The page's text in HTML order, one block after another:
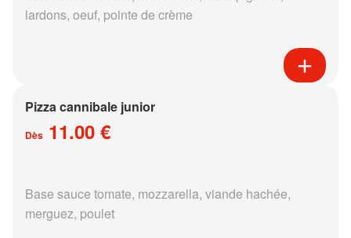
lardons, oeuf, pointe de crème
Pizza cannibale junior
Dès 11.00 €
Base sauce tomate, mozzarella, viande hachée,
merguez, poulet